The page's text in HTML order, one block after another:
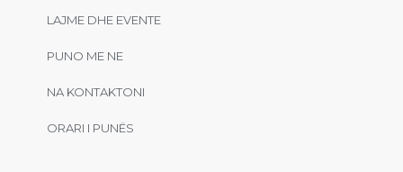
LAJME DHE EVENTE
PUNO ME NE
NA KONTAKTONI
ORARI I PUNËS